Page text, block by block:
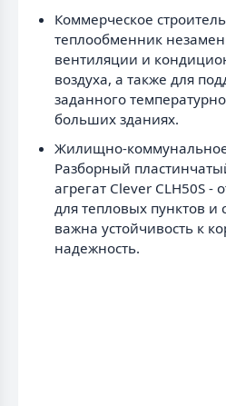
Коммерческое
теплообменник
вентиляции и
воздуха, а также для
заданного
больших зданиях.
Жилищно-коммунальное
Разборный
агрегат Clever CLH50S
для тепловых пунктов и
важна устойчивость к
надежность.